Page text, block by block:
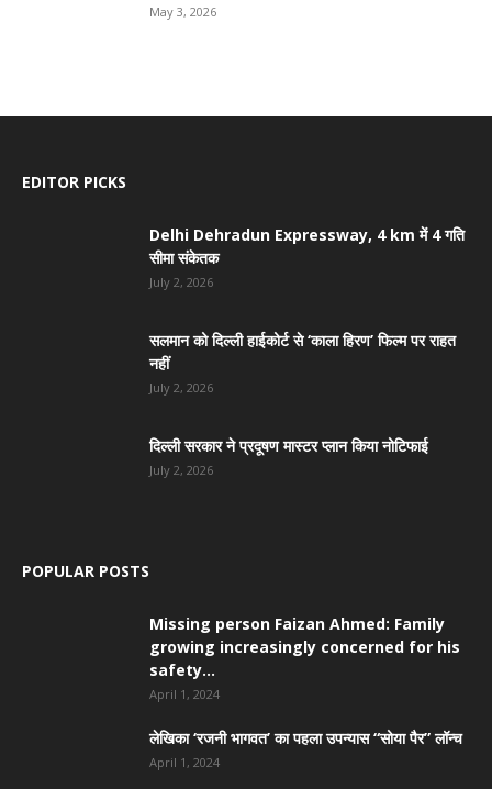
May 3, 2026
EDITOR PICKS
Delhi Dehradun Expressway, 4 km में 4 गति
सीमा संकेतक
July 2, 2026
सलमान को दिल्ली हाईकोर्ट से ‘काला हिरण’ फिल्म पर राहत
नहीं
July 2, 2026
दिल्ली सरकार ने प्रदूषण मास्टर प्लान किया नोटिफाई
July 2, 2026
POPULAR POSTS
Missing person Faizan Ahmed: Family
growing increasingly concerned for his
safety...
April 1, 2024
लेखिका ‘रजनी भागवत’ का पहला उपन्यास “सोया पैर” लॉन्च
April 1, 2024